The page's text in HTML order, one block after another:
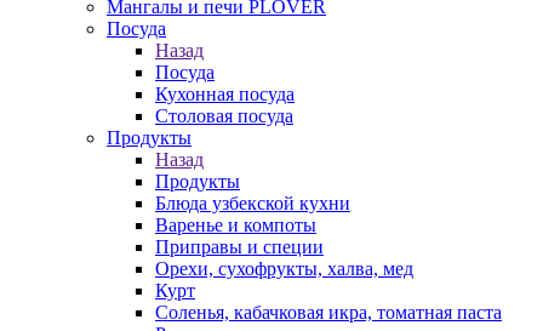
Мангалы и печи PLOVER
Посуда
Назад
Посуда
Кухонная посуда
Столовая посуда
Продукты
Назад
Продукты
Блюда узбекской кухни
Варенье и компоты
Приправы и специи
Орехи, сухофрукты, халва, мед
Курт
Соленья, кабачковая икра, томатная паста